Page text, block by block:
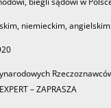
niemieckim,
– ZAPRASZA